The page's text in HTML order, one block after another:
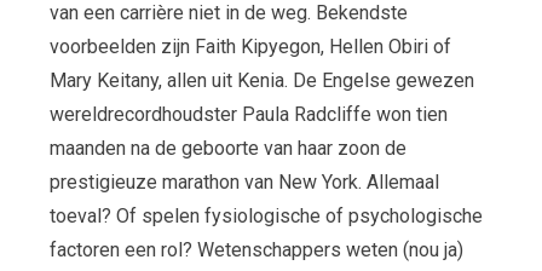
van een carrière niet in de weg. Bekendste
voorbeelden zijn Faith Kipyegon, Hellen Obiri of
Mary Keitany, allen uit Kenia. De Engelse gewezen
wereldrecordhoudster Paula Radcliffe won tien
maanden na de geboorte van haar zoon de
prestigieuze marathon van New York. Allemaal
toeval? Of spelen fysiologische of psychologische
factoren een rol? Wetenschappers weten (nou ja)